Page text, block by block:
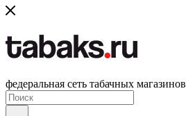
федеральная сеть табачных магазинов